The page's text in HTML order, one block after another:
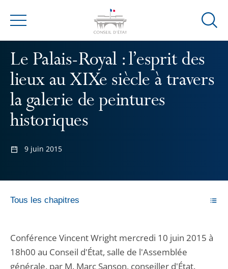
Menu
Ouvrir
de
Le Palais-Royal : l’esprit des
lieux au XIXe siècle à travers
la galerie de peintures
historiques
9 juin 2015
Tous les chapitres
Conférence Vincent Wright mercredi 10 juin 2015 à
18h00 au Conseil d'État, salle de l'Assemblée
générale, par M. Marc Sanson, conseiller d'État.